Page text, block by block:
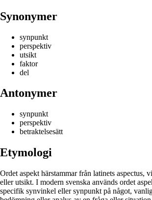
Synonymer
synpunkt
perspektiv
utsikt
faktor
del
Antonymer
synpunkt
perspektiv
betraktelsesätt
Etymologi
Ordet aspekt härstammar från latinets aspectus,
eller utsikt. I modern svenska används ordet
specifik synvinkel eller synpunkt på något,